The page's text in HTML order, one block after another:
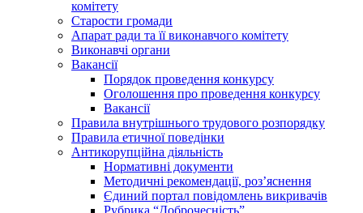
комітету
Старости громади
Апарат ради та її виконавчого комітету
Виконавчі органи
Вакансії
Порядок проведення конкурсу
Оголошення про проведення конкурсу
Вакансії
Правила внутрішнього трудового розпорядку
Правила етичної поведінки
Антикорупційна діяльність
Нормативні документи
Методичні рекомендації, роз’яснення
Єдиний портал повідомлень викривачів
Рубрика “Доброчесність”